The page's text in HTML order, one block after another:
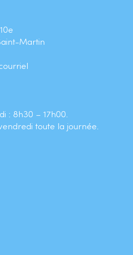
Martin
: 8h30 – 17h00.
toute la journée.